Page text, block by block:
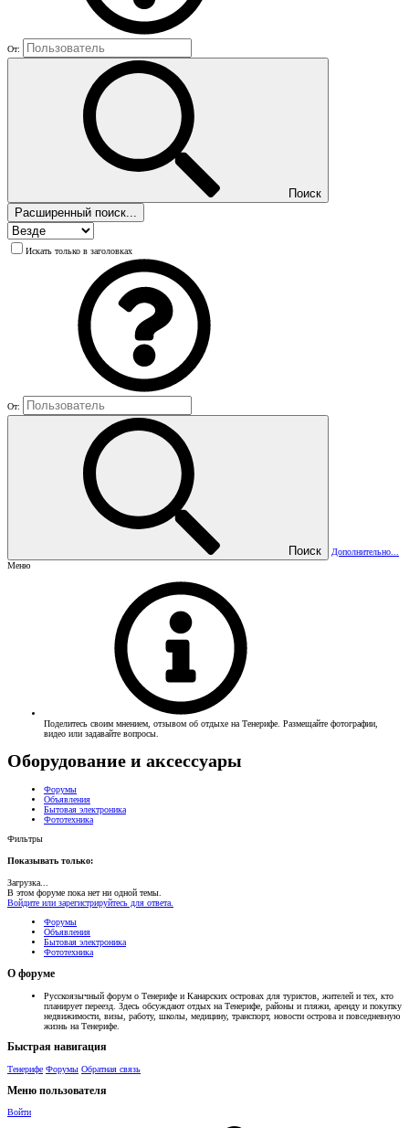
От:
Поиск
Расширенный поиск...
Искать только в заголовках
От:
Поиск
Дополнительно...
Меню
Поделитесь своим мнением, отзывом об отдыхе на Тенерифе. Размещайте фотографии,
видео или задавайте вопросы.
Оборудование и аксессуары
Форумы
Объявления
Бытовая электроника
Фототехника
Фильтры
Показывать только:
Загрузка...
В этом форуме пока нет ни одной темы.
Войдите или зарегистрируйтесь для ответа.
Форумы
Объявления
Бытовая электроника
Фототехника
О форуме
Русскоязычный форум о Тенерифе и Канарских островах для туристов, жителей и тех, кто
планирует переезд. Здесь обсуждают отдых на Тенерифе, районы и пляжи, аренду и покупку
недвижимости, визы, работу, школы, медицину, транспорт, новости острова и повседневную
жизнь на Тенерифе.
Быстрая навигация
Тенерифе Форумы Обратная связь
Меню пользователя
Войти